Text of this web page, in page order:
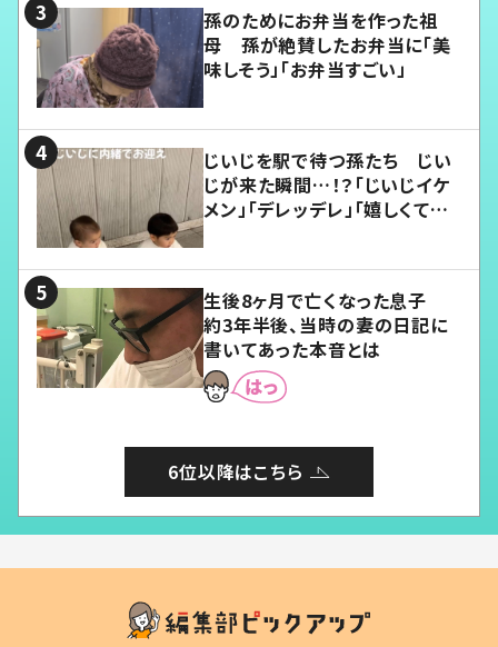
孫のためにお弁当を作った祖
母 孫が絶賛したお弁当に「美
味しそう」「お弁当すごい」
じいじを駅で待つ孫たち じい
じが来た瞬間…！？「じいじイケ
メン」「デレッデレ」「嬉しくて可
生後8ヶ月で亡くなった息子
約3年半後、当時の妻の日記に
書いてあった本音とは
6位以降はこちら